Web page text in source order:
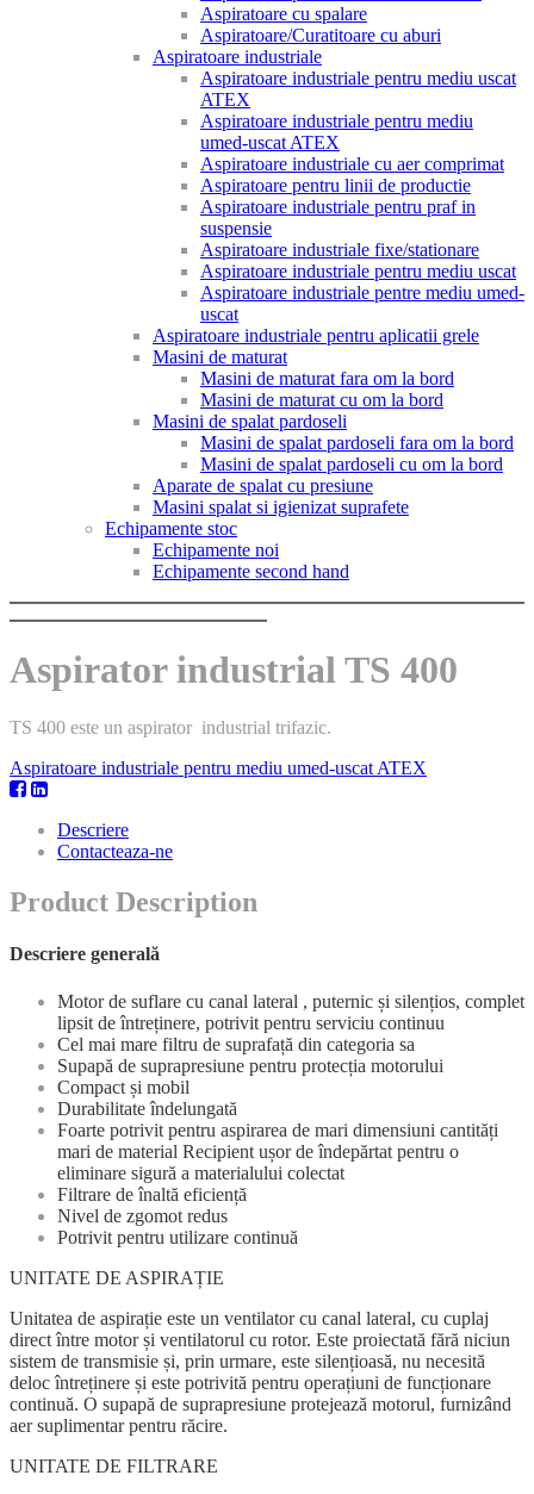
Aspiratoare cu spalare
Aspiratoare/Curatitoare cu aburi
Aspiratoare industriale
Aspiratoare industriale pentru mediu uscat
ATEX
Aspiratoare industriale pentru mediu
umed-uscat ATEX
Aspiratoare industriale cu aer comprimat
Aspiratoare pentru linii de productie
Aspiratoare industriale pentru praf in
suspensie
Aspiratoare industriale fixe/stationare
Aspiratoare industriale pentru mediu uscat
Aspiratoare industriale pentre mediu umed-
uscat
Aspiratoare industriale pentru aplicatii grele
Masini de maturat
Masini de maturat fara om la bord
Masini de maturat cu om la bord
Masini de spalat pardoseli
Masini de spalat pardoseli fara om la bord
Masini de spalat pardoseli cu om la bord
Aparate de spalat cu presiune
Masini spalat si igienizat suprafete
Echipamente stoc
Echipamente noi
Echipamente second hand
Aspirator industrial TS 400
TS 400 este un aspirator industrial trifazic.
Aspiratoare industriale pentru mediu umed-uscat ATEX
Descriere
Contacteaza-ne
Product Description
Descriere generală
Motor de suflare cu canal lateral , puternic și silențios, complet
lipsit de întreținere, potrivit pentru serviciu continuu
Cel mai mare filtru de suprafață din categoria sa
Supapă de suprapresiune pentru protecția motorului
Compact și mobil
Durabilitate îndelungată
Foarte potrivit pentru aspirarea de mari dimensiuni cantități
mari de material Recipient ușor de îndepărtat pentru o
eliminare sigură a materialului colectat
Filtrare de înaltă eficiență
Nivel de zgomot redus
Potrivit pentru utilizare continuă
UNITATE DE ASPIRAȚIE
Unitatea de aspirație este un ventilator cu canal lateral, cu cuplaj
direct între motor și ventilatorul cu rotor. Este proiectată fără niciun
sistem de transmisie și, prin urmare, este silențioasă, nu necesită
deloc întreținere și este potrivită pentru operațiuni de funcționare
continuă. O supapă de suprapresiune protejează motorul, furnizând
aer suplimentar pentru răcire.
UNITATE DE FILTRARE